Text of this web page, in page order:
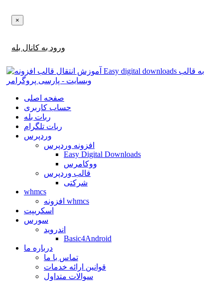
×
ورود به کانال بله
صفحه اصلی
حساب کاربری
ربات بله
ربات تلگرام
وردپرس
افزونه وردپرس
Easy Digital Downloads
ووکامرس
قالب وردپرس
شرکتی
whmcs
افزونه whmcs
اسکریپت
سورس
اندروید
Basic4Android
درباره ما
تماس با ما
قوانین ارائه خدمات
سوالات متداول